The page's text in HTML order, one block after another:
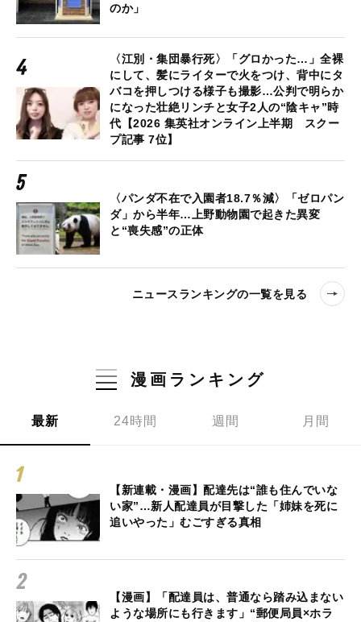
のか」
〈江別・集団暴行死〉「グロかった…」全裸
にして、髪にライターで火をつけ、背中にタ
バコを押しつける様子も撮影…公判で明らか
になった壮絶リンチと女子2人の“陰キャ”時
代【2026 集英社オンライン上半期 スクー
プ記事 7位】
〈パンダ不在で入園者18.7％減〉「ゼロパン
ダ」から半年…上野動物園で起きた異変
と“喪失感”の正体
ニュースランキングの一覧を見る
漫画ランキング
最新 24時間 週間 月間
【新連載・漫画】配達先は“誰も住んでいな
い家”…新人配達員が目撃した「姉妹を死に
追いやった」むごすぎる真相
【漫画】「配達員は、普通なら踏み込まない
ような場所にも行きます」“郵便局員×ホラ